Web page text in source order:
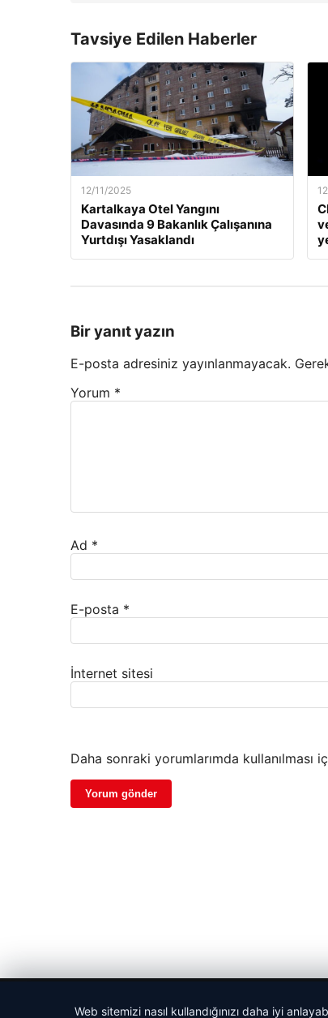
Tavsiye Edilen Haberler
12/11/2025
Kartalkaya Otel Yangını
Davasında 9 Bakanlık Çalışanına
Yurtdışı Yasaklandı
Bir yanıt yazın
E-posta adresiniz yayınlanmayacak.
Yorum *
Ad *
E-posta *
İnternet sitesi
Daha sonraki yorumlarımda
Web sitemizi nasıl kullandığınızı daha iyi